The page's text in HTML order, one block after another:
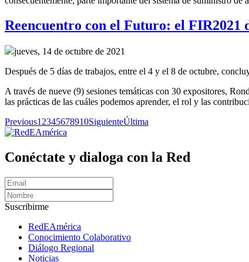
Reencuentro con el Futuro: el FIR2021
jueves, 14 de octubre de 2021
Después de 5 días de trabajos, entre el 4 y el 8 de octubre,
A través de nueve (9) sesiones temáticas con 30 expositores,
las prácticas de las cuáles podemos aprender, el rol y las
Previous1 2345678910SiguienteÚltima
Conéctate y dialoga con la Red
Suscribirme
RedEAmérica
Conocimiento Colaborativo
Diálogo Regional
Noticias